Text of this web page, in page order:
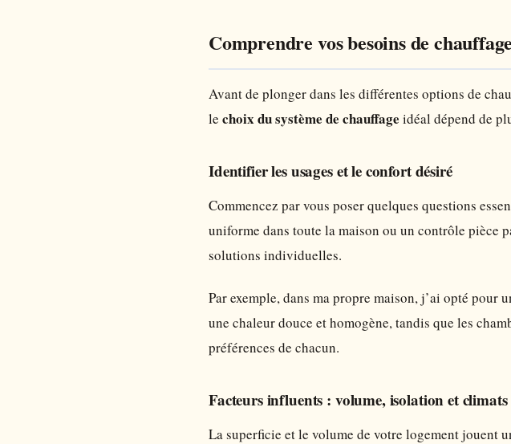
Comprendre vos besoins de chauffage
Avant de plonger dans les différentes options de
le choix du système de chauffage idéal dépend de
Identifier les usages et le confort désiré
Commencez par vous poser quelques questions
uniforme dans toute la maison ou un contrôle pièce
solutions individuelles.
Par exemple, dans ma propre maison, j’ai opté pour
une chaleur douce et homogène, tandis que les
préférences de chacun.
Facteurs influents : volume, isolation et climats
La superficie et le volume de votre logement jouent